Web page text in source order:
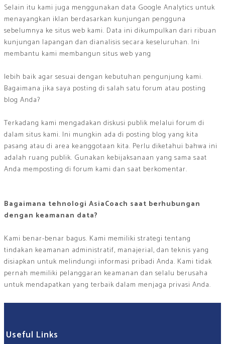
Selain itu kami juga menggunakan data Google Analytics untuk
menayangkan iklan berdasarkan kunjungan pengguna
sebelumnya ke situs web kami. Data ini dikumpulkan dari ribuan
kunjungan lapangan dan dianalisis secara keseluruhan. Ini
membantu kami membangun situs web yang
lebih baik agar sesuai dengan kebutuhan pengunjung kami.
Bagaimana jika saya posting di salah satu forum atau posting
blog Anda?
Terkadang kami mengadakan diskusi publik melalui forum di
dalam situs kami. Ini mungkin ada di posting blog yang kita
pasang atau di area keanggotaan kita. Perlu diketahui bahwa ini
adalah ruang publik. Gunakan kebijaksanaan yang sama saat
Anda memposting di forum kami dan saat berkomentar.
Bagaimana tehnologi AsiaCoach saat berhubungan
dengan keamanan data?
Kami benar-benar bagus. Kami memiliki strategi tentang
tindakan keamanan administratif, manajerial, dan teknis yang
disiapkan untuk melindungi informasi pribadi Anda. Kami tidak
pernah memiliki pelanggaran keamanan dan selalu berusaha
untuk mendapatkan yang terbaik dalam menjaga privasi Anda.
Useful Links